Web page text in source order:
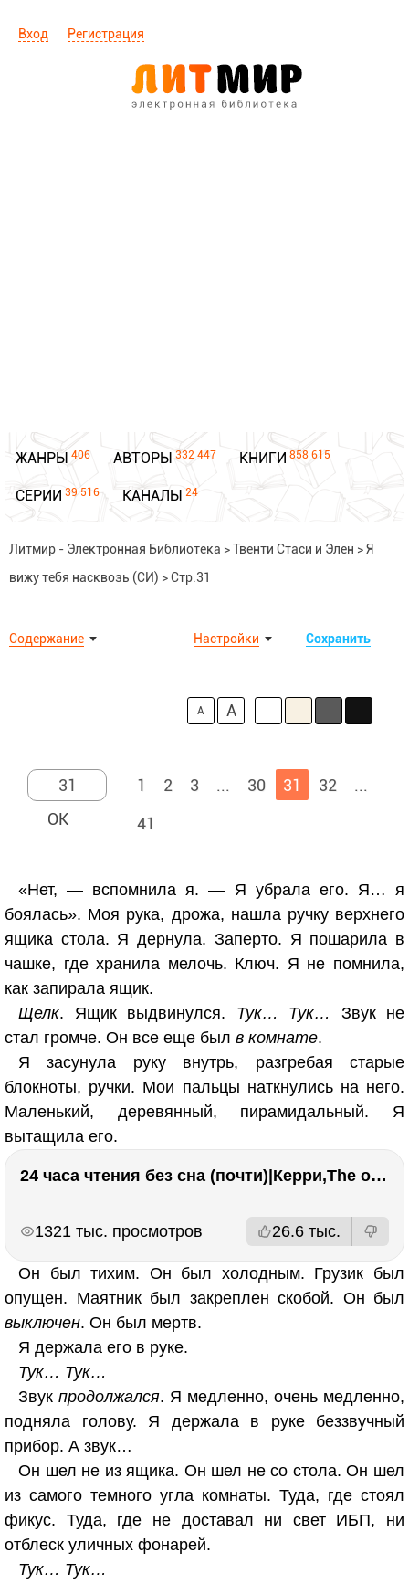
Вход Регистрация
ЖАНРЫ 406 АВТОРЫ 332 447 КНИГИ 858 615
СЕРИИ 39 516 КАНАЛЫ 24
Литмир - Электронная Библиотека >Твенти Стаси и Элен >Я
вижу тебя насквозь (СИ) >Стр.31
Содержание Сохранить
Настройки
A A
1 2 3 ... 30 31 32
...
41
«Нет, — вспомнила я. — Я убрала его. Я… я
боялась». Моя рука, дрожа, нашла ручку верхнего
ящика стола. Я дернула. Заперто. Я пошарила в
чашке, где хранила мелочь. Ключ. Я не помнила,
как запирала ящик.
Щелк. Ящик выдвинулся. Тук… Тук…
Звук не
стал громче. Он все еще был в комнате.
Я засунула руку внутрь, разгребая старые
блокноты, ручки. Мои пальцы наткнулись на него.
Маленький, деревянный, пирамидальный. Я
вытащила его.
24 часа чтения без сна (почти)|Керри,The one единственный, Адвокат дьявола
1321 тыс. просмотров 26.6 тыс.
Он был тихим. Он был холодным. Грузик был
опущен. Маятник был закреплен скобой. Он был
выключен. Он был мертв.
Я держала его в руке.
Тук… Тук…
Звук продолжался. Я медленно, очень медленно,
подняла голову. Я держала в руке беззвучный
прибор. А звук…
Он шел не из ящика. Он шел не со стола. Он шел
из самого темного угла комнаты. Туда, где стоял
фикус. Туда, где не доставал ни свет ИБП, ни
отблеск уличных фонарей.
Тук… Тук…